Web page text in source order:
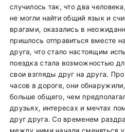
случилось так, что два
не могли найти общий язык и
врагами, оказались в
пришлось отправиться вместе
друга, что стало настоящим
поездка стала возможностью
свои взгляды друг на друга.
часов в дороге, они
больше общего, чем
друзьях, интересах и мечтах
друг друга. Со временем
между ними начали сменяться